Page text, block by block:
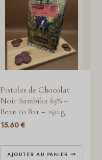
Pistoles de Chocolat
Noir Sambika 63% –
Bean to Bar – 250 g
15.60 €
AJOUTER AU PANIER